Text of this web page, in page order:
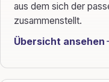
aus dem sich der
zusammenstellt.
Übersicht ansehen